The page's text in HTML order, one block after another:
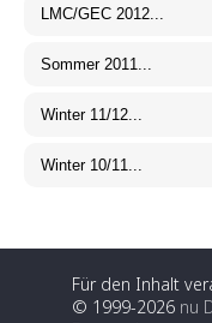
Für den Inhalt
© 1999-2026 nu